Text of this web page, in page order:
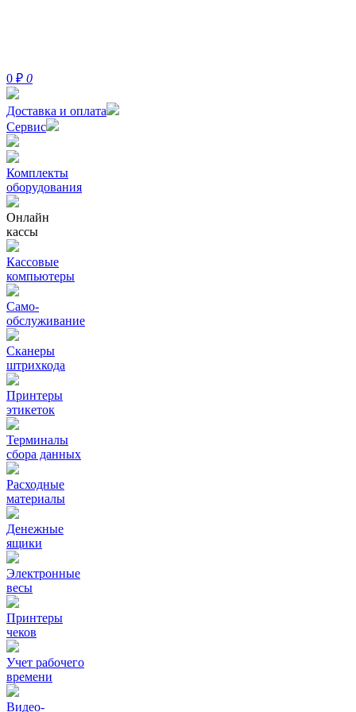
0 ₽ 0
Доставка и оплата
Сервис
Комплекты
оборудования
Онлайн
кассы
Кассовые
компьютеры
Само-
обслуживание
Сканеры
штрихкода
Принтеры
этикеток
Терминалы
сбора данных
Расходные
материалы
Денежные
ящики
Электронные
весы
Принтеры
чеков
Учет рабочего
времени
Видео‑